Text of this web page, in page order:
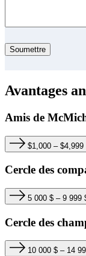
Soumettre
Avantages
Amis de Mc
$1,000 – $4,999
Cercle des
5 000 $ – 9 999
Cercle des
10 000 $ – 14